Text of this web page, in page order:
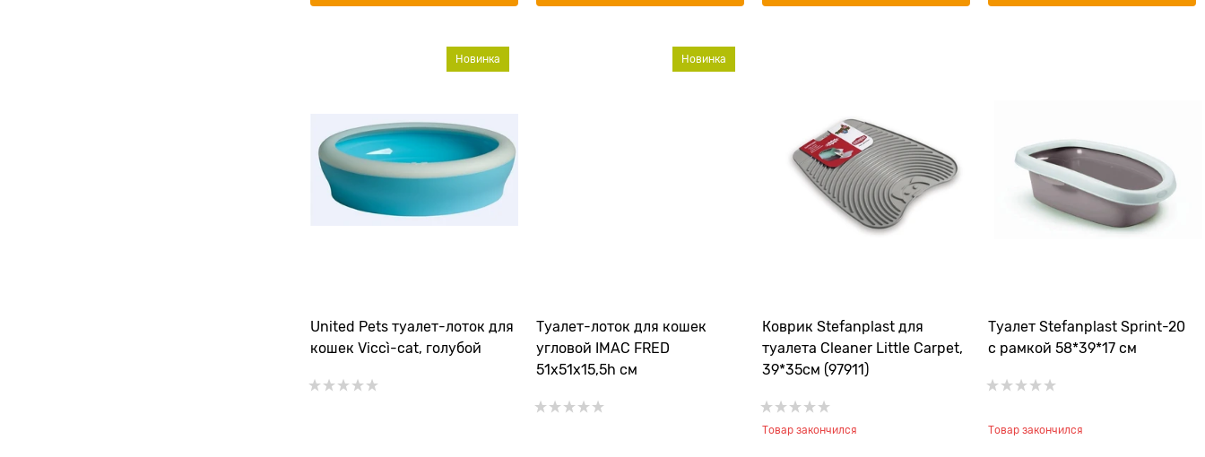
United Pets туалет-лоток для
кошек Viccì-cat, голубой
Новинка
Туалет-лоток для кошек
угловой IMAC FRED
51х51х15,5h см
Новинка
Коврик Stefanplast для
туалета Cleaner Little Carpet,
39*35см (97911)
Товар закончился
Туалет Stefanplast Sprint-20
с рамкой 58*39*17 см
Товар закончился